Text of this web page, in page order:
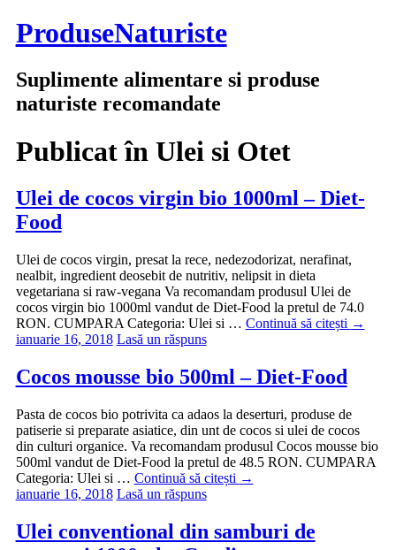
ProduseNaturiste
Suplimente alimentare si produse
naturiste recomandate
Publicat în Ulei si Otet
Ulei de cocos virgin bio 1000ml – Diet-
Food
Ulei de cocos virgin, presat la rece, nedezodorizat, nerafinat,
nealbit, ingredient deosebit de nutritiv, nelipsit in dieta
vegetariana si raw-vegana Va recomandam produsul Ulei de
cocos virgin bio 1000ml vandut de Diet-Food la pretul de 74.0
RON. CUMPARA Categoria: Ulei si … Continuă să citești →
ianuarie 16, 2018 Lasă un răspuns
Cocos mousse bio 500ml – Diet-Food
Pasta de cocos bio potrivita ca adaos la deserturi, produse de
patiserie si preparate asiatice, din unt de cocos si ulei de cocos
din culturi organice. Va recomandam produsul Cocos mousse bio
500ml vandut de Diet-Food la pretul de 48.5 RON. CUMPARA
Categoria: Ulei si … Continuă să citești →
ianuarie 16, 2018 Lasă un răspuns
Ulei conventional din samburi de